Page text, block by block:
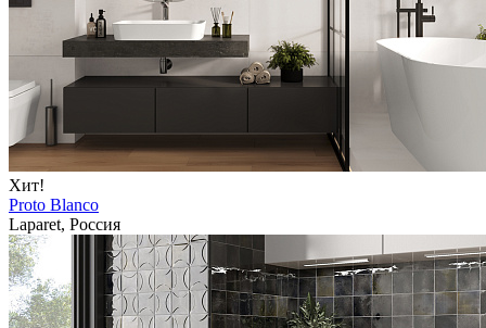
Хит!
Proto Blanco
Laparet, Россия